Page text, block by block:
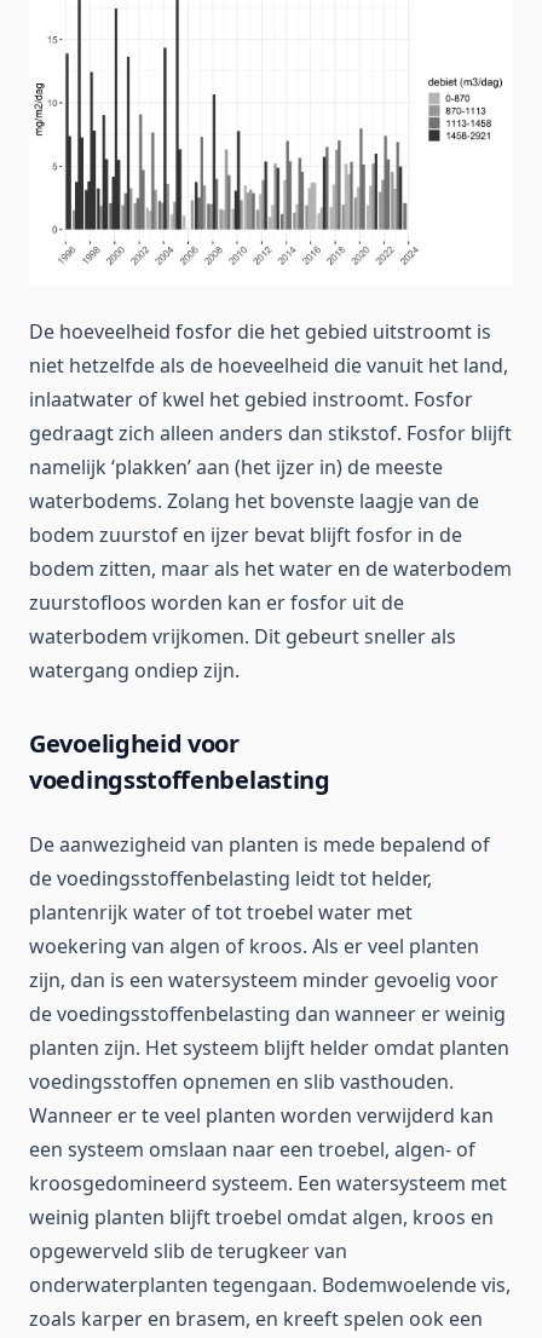
De hoeveelheid fosfor die het gebied uitstroomt is
niet hetzelfde als de hoeveelheid die vanuit het land,
inlaatwater of kwel het gebied instroomt. Fosfor
gedraagt zich alleen anders dan stikstof. Fosfor blijft
namelijk ‘plakken’ aan (het ijzer in) de meeste
waterbodems. Zolang het bovenste laagje van de
bodem zuurstof en ijzer bevat blijft fosfor in de
bodem zitten, maar als het water en de waterbodem
zuurstofloos worden kan er fosfor uit de
waterbodem vrijkomen. Dit gebeurt sneller als
watergang ondiep zijn.
Gevoeligheid voor
voedingsstoffenbelasting
De aanwezigheid van planten is mede bepalend of
de voedingsstoffenbelasting leidt tot helder,
plantenrijk water of tot troebel water met
woekering van algen of kroos. Als er veel planten
zijn, dan is een watersysteem minder gevoelig voor
de voedingsstoffenbelasting dan wanneer er weinig
planten zijn. Het systeem blijft helder omdat planten
voedingsstoffen opnemen en slib vasthouden.
Wanneer er te veel planten worden verwijderd kan
een systeem omslaan naar een troebel, algen- of
kroosgedomineerd systeem. Een watersysteem met
weinig planten blijft troebel omdat algen, kroos en
opgewerveld slib de terugkeer van
onderwaterplanten tegengaan. Bodemwoelende vis,
zoals karper en brasem, en kreeft spelen ook een